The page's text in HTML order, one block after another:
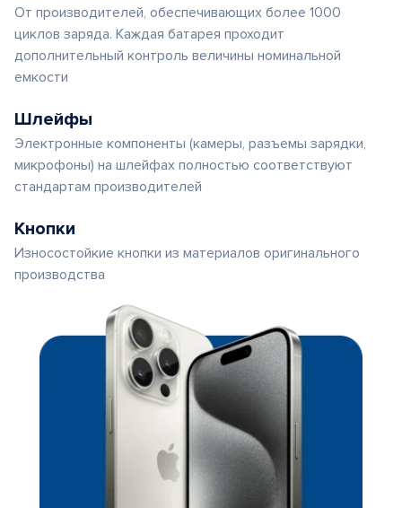
От производителей, обеспечивающих более 1000
циклов заряда. Каждая батарея проходит
дополнительный контроль величины номинальной
емкости
Шлейфы
Электронные компоненты (камеры, разъемы зарядки,
микрофоны) на шлейфах полностью соответствуют
стандартам производителей
Кнопки
Износостойкие кнопки из материалов оригинального
производства